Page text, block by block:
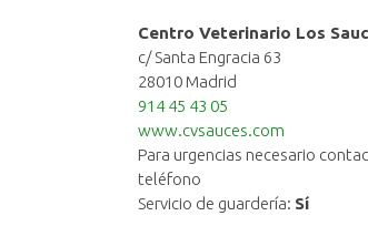
Centro Veterinario Los
c/ Santa Engracia 63
28010 Madrid
914 45 43 05
www.cvsauces.com
Para urgencias necesario
teléfono
Servicio de guardería: Sí